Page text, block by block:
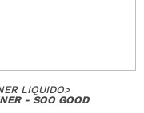
LIQUIDO>
- SOO GOOD